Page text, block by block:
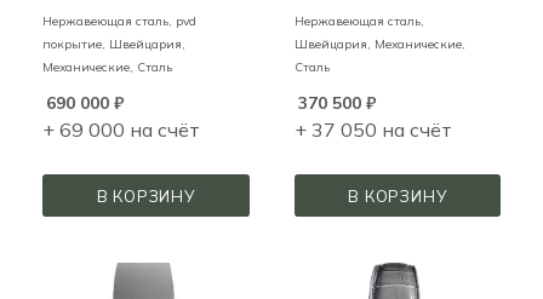
Нержавеющая сталь, pvd
покрытие, Швейцария,
Механические, Сталь
690 000 ₽
+ 69 000 на счёт
В КОРЗИНУ
Нержавеющая сталь,
Швейцария, Механические,
Сталь
370 500₽
+ 37 050 на счёт
В КОРЗИНУ